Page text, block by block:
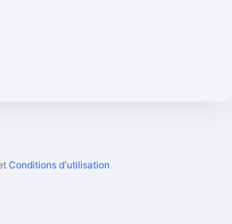
Conditions d'utilisation